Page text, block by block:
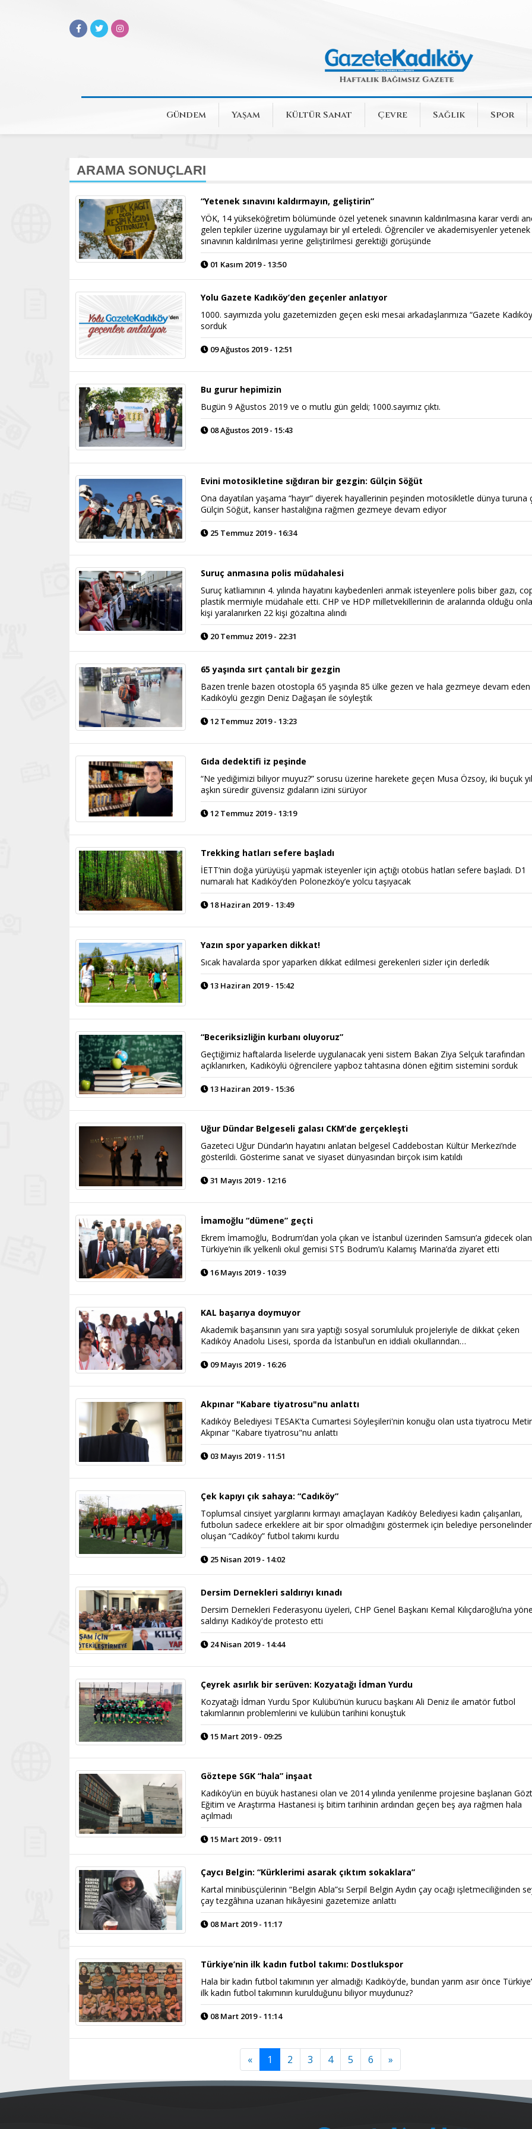
Gündem Yaşam Kültür Sanat Çevre Sağlık Spor
ARAMA SONUÇLARI
“Yetenek sınavını kaldırmayın, geliştirin”
YÖK, 14 yükseköğretim bölümünde özel yetenek sınavının kaldırılmasına karar verdi
gelen tepkiler üzerine uygulamayı bir yıl erteledi. Öğrenciler ve akademisyenler yetenek
sınavının kaldırılması yerine geliştirilmesi gerektiği görüşünde
01 Kasım 2019 - 13:50
Yolu Gazete Kadıköy’den geçenler anlatıyor
1000. sayımızda yolu gazetemizden geçen eski mesai arkadaşlarımıza “Gazete
sorduk
09 Ağustos 2019 - 12:51
Bu gurur hepimizin
Bugün 9 Ağustos 2019 ve o mutlu gün geldi; 1000.sayımız çıktı.
08 Ağustos 2019 - 15:43
Evini motosikletine sığdıran bir gezgin: Gülçin Söğüt
Ona dayatılan yaşama “hayır” diyerek hayallerinin peşinden motosikletle dünya turuna
Gülçin Söğüt, kanser hastalığına rağmen gezmeye devam ediyor
25 Temmuz 2019 - 16:34
Suruç anmasına polis müdahalesi
Suruç katliamının 4. yılında hayatını kaybedenleri anmak isteyenlere polis biber gazı,
plastik mermiyle müdahale etti. CHP ve HDP milletvekillerinin de aralarında olduğu
kişi yaralanırken 22 kişi gözaltına alındı
20 Temmuz 2019 - 22:31
65 yaşında sırt çantalı bir gezgin
Bazen trenle bazen otostopla 65 yaşında 85 ülke gezen ve hala gezmeye devam eden
Kadıköylü gezgin Deniz Dağaşan ile söyleştik
12 Temmuz 2019 - 13:23
Gıda dedektifi iz peşinde
“Ne yediğimizi biliyor muyuz?” sorusu üzerine harekete geçen Musa Özsoy, iki buçuk
aşkın süredir güvensiz gıdaların izini sürüyor
12 Temmuz 2019 - 13:19
Trekking hatları sefere başladı
İETT’nin doğa yürüyüşü yapmak isteyenler için açtığı otobüs hatları sefere başladı. D1
numaralı hat Kadıköy’den Polonezköy’e yolcu taşıyacak
18 Haziran 2019 - 13:49
Yazın spor yaparken dikkat!
Sıcak havalarda spor yaparken dikkat edilmesi gerekenleri sizler için derledik
13 Haziran 2019 - 15:42
“Beceriksizliğin kurbanı oluyoruz”
Geçtiğimiz haftalarda liselerde uygulanacak yeni sistem Bakan Ziya Selçuk tarafından
açıklanırken, Kadıköylü öğrencilere yapboz tahtasına dönen eğitim sistemini sorduk
13 Haziran 2019 - 15:36
Uğur Dündar Belgeseli galası CKM’de gerçekleşti
Gazeteci Uğur Dündar’ın hayatını anlatan belgesel Caddebostan Kültür Merkezi’nde
gösterildi. Gösterime sanat ve siyaset dünyasından birçok isim katıldı
31 Mayıs 2019 - 12:16
İmamoğlu “dümene” geçti
Ekrem İmamoğlu, Bodrum’dan yola çıkan ve İstanbul üzerinden Samsun’a gidecek olan
Türkiye’nin ilk yelkenli okul gemisi STS Bodrum’u Kalamış Marina’da ziyaret etti
16 Mayıs 2019 - 10:39
KAL başarıya doymuyor
Akademik başarısının yanı sıra yaptığı sosyal sorumluluk projeleriyle de dikkat çeken
Kadıköy Anadolu Lisesi, sporda da İstanbul’un en iddialı okullarından…
09 Mayıs 2019 - 16:26
Akpınar "Kabare tiyatrosu"nu anlattı
Kadıköy Belediyesi TESAK'ta Cumartesi Söyleşileri'nin konuğu olan usta tiyatrocu
Akpınar "Kabare tiyatrosu"nu anlattı
03 Mayıs 2019 - 11:51
Çek kapıyı çık sahaya: “Cadıköy”
Toplumsal cinsiyet yargılarını kırmayı amaçlayan Kadıköy Belediyesi kadın çalışanları,
futbolun sadece erkeklere ait bir spor olmadığını göstermek için belediye
oluşan “Cadıköy” futbol takımı kurdu
25 Nisan 2019 - 14:02
Dersim Dernekleri saldırıyı kınadı
Dersim Dernekleri Federasyonu üyeleri, CHP Genel Başkanı Kemal Kılıçdaroğlu’na
saldırıyı Kadıköy'de protesto etti
24 Nisan 2019 - 14:44
Çeyrek asırlık bir serüven: Kozyatağı İdman Yurdu
Kozyatağı İdman Yurdu Spor Kulübü’nün kurucu başkanı Ali Deniz ile amatör futbol
takımlarının problemlerini ve kulübün tarihini konuştuk
15 Mart 2019 - 09:25
Göztepe SGK “hala” inşaat
Kadıköy’ün en büyük hastanesi olan ve 2014 yılında yenilenme projesine başlanan
Eğitim ve Araştırma Hastanesi iş bitim tarihinin ardından geçen beş aya rağmen hala
açılmadı
15 Mart 2019 - 09:11
Çaycı Belgin: “Kürklerimi asarak çıktım sokaklara”
Kartal minibüsçülerinin “Belgin Abla”sı Serpil Belgin Aydın çay ocağı işletmeciliğinden
çay tezgâhına uzanan hikâyesini gazetemize anlattı
08 Mart 2019 - 11:17
Türkiye’nin ilk kadın futbol takımı: Dostlukspor
Hala bir kadın futbol takımının yer almadığı Kadıköy’de, bundan yarım asır önce
ilk kadın futbol takımının kurulduğunu biliyor muydunuz?
08 Mart 2019 - 11:14
« 1 2 3 4 5 6 »
Haftanın Sinevizyonu Haftanın Pusulası